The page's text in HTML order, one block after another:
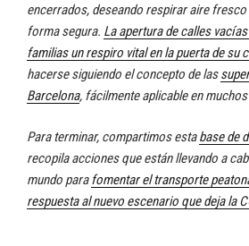
encerrados, deseando respirar aire fresco
forma segura. La apertura de calles
familias un respiro vital en la puerta de su
hacerse siguiendo el concepto de las
Barcelona, fácilmente aplicable en
Para terminar, compartimos estabase de
recopila acciones que están llevando a
mundo parafomentar el transporte
respuesta al nuevo escenario que deja la